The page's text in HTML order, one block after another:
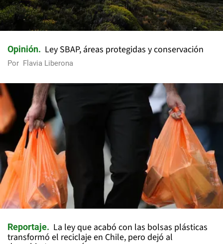
Opinión Ley SBAP, áreas protegidas y conservación
Por Flavia Liberona
Reportaje
La ley que acabó con las bolsas plásticas
transformó el reciclaje en Chile, pero dejó al